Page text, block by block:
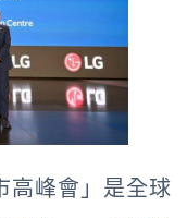
高峰會」是全球